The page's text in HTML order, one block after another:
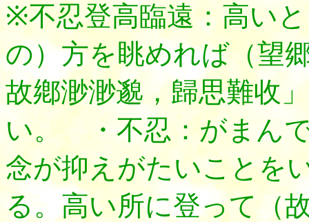
※不忍登高臨遠：高い
の）方を眺めれば（望
故鄕渺渺邈，歸思難收
い。 ・不忍：がまん
念が抑えがたいことを
る。高い所に登って（